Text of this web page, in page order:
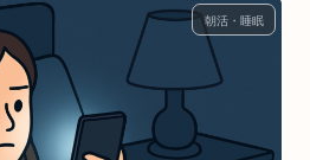
朝活・睡眠